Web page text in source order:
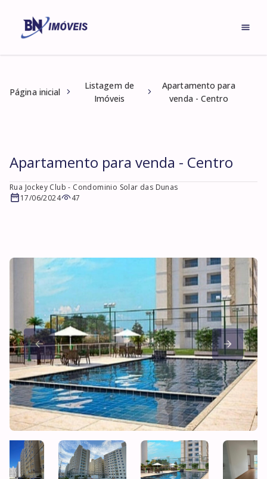
Página inicial
Listagem de
Imóveis
Apartamento para
venda - Centro
Apartamento para venda - Centro
Rua Jockey Club - Condominio Solar das Dunas
17/06/2024
47